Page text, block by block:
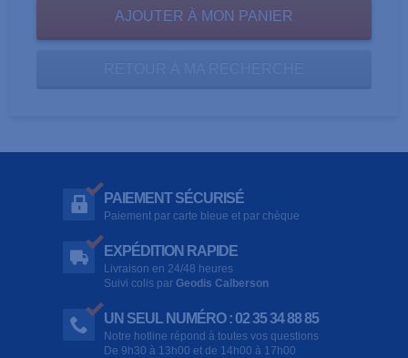
PAIEMENT SÉCURISÉ
Paiement par carte bleue et par chèque
EXPÉDITION RAPIDE
Livraison en 24/48 heures
Suivi colis par Geodis Calberson
UN SEUL NUMÉRO : 02 35 34 88 85
Notre hotline répond à toutes vos questions
De 9h30 à 13h00 et de 14h00 à 17h00